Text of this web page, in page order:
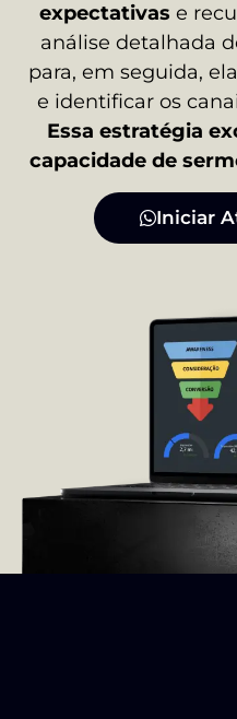
expectativas e
análise detalhada
para, em seguida,
e identificar os
Essa estratégia
capacidade de
Iniciar